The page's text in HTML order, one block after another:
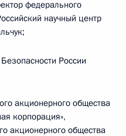
федерального
научный центр
России
акционерного общества
корпорация»,
акционерного общества